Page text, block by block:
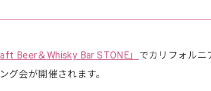
Beer＆Whisky Bar STONE」 でカリフォルニ
グ会が開催されます。